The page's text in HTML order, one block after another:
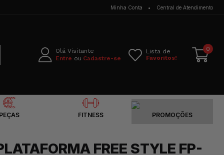
Minha Conta Central de Atendimento
0
Lista de
Favoritos!
Olá Visitante
Entre
Cadastre-se
FITNESS PROMOÇÕES
FREE STYLE FP-